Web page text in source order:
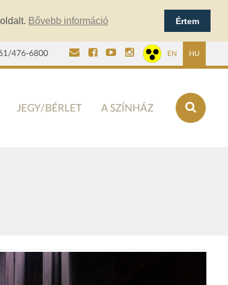
Bővebb információ Értem
476-6800 EN HU
JEGY/BÉRLET A SZÍNHÁZ